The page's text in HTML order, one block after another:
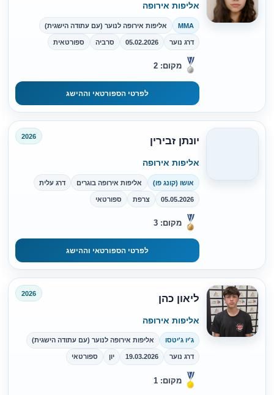
אליפות אירופה
MMA אליפות אירופה לנוער (עם עתודה הישגית)
דרג נוער 05.02.2026 סרביה ספורטאית
מקום: 2
לפרטי הספורטאי וההישג
יונתן זבירין 2026
אליפות אירופה
אושו (קונג פו) אליפות אירופה בוגרים דרג עלית
05.05.2026 צרפת ספורטאי
מקום: 3
לפרטי הספורטאי וההישג
ליאון כהן 2026
אליפות אירופה
ג'יו ג'יטסו אליפות אירופה לנוער (עם עתודה הישגית)
דרג נוער 19.03.2026 יון ספורטאי
מקום: 1